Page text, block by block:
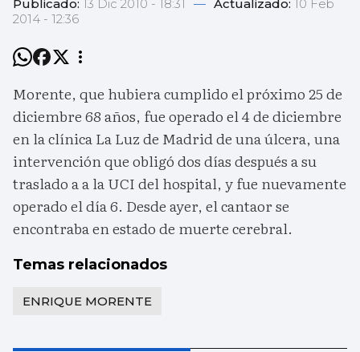
Publicado: 13 Dic 2010 - 18:31 — Actualizado: 10 Feb
2014 - 12:36
Morente, que hubiera cumplido el próximo 25 de
diciembre 68 años, fue operado el 4 de diciembre
en la clínica La Luz de Madrid de una úlcera, una
intervención que obligó dos días después a su
traslado a a la UCI del hospital, y fue nuevamente
operado el día 6. Desde ayer, el cantaor se
encontraba en estado de muerte cerebral.
Temas relacionados
ENRIQUE MORENTE